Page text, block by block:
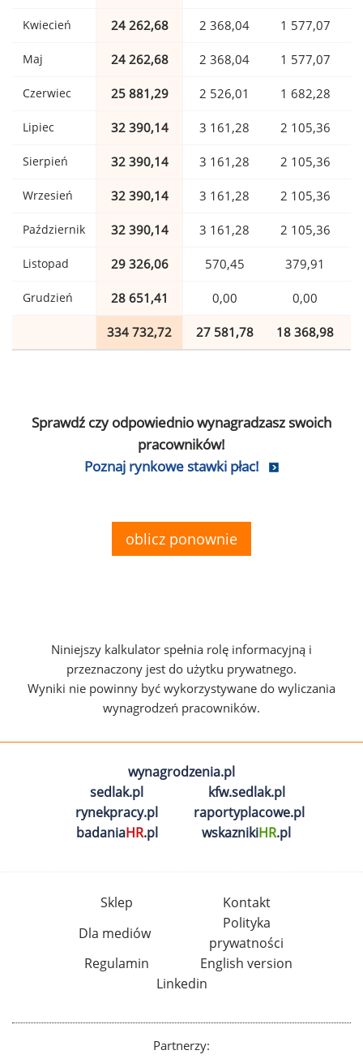
Kwiecień 24 262,68 2 368,04 1 577,07
Maj 24 262,68 2 368,04 1 577,07
Czerwiec 25 881,29 2 526,01 1 682,28
Lipiec 32 390,14 3 161,28 2 105,36
Sierpień 32 390,14 3 161,28 2 105,36
Wrzesień 32 390,14 3 161,28 2 105,36
Październik 32 390,14 3 161,28 2 105,36
Listopad 29 326,06 570,45 379,91
Grudzień 28 651,41 0,00 0,00
334 732,72 27 581,78 18 368,98
Sprawdź czy odpowiednio wynagradzasz swoich
pracowników!
Poznaj rynkowe stawki płac!
oblicz ponownie
Niniejszy kalkulator spełnia rolę informacyjną i
przeznaczony jest do użytku prywatnego.
Wyniki nie powinny być wykorzystywane do wyliczania
wynagrodzeń pracowników.
wynagrodzenia.pl
sedlak.pl
kfw.sedlak.pl
rynekpracy.pl
raportyplacowe.pl
badaniaHR.pl wskaznikiHR.pl
Sklep
Kontakt
Dla mediów
Polityka
prywatności
Regulamin
English version
Linkedin
Partnerzy: